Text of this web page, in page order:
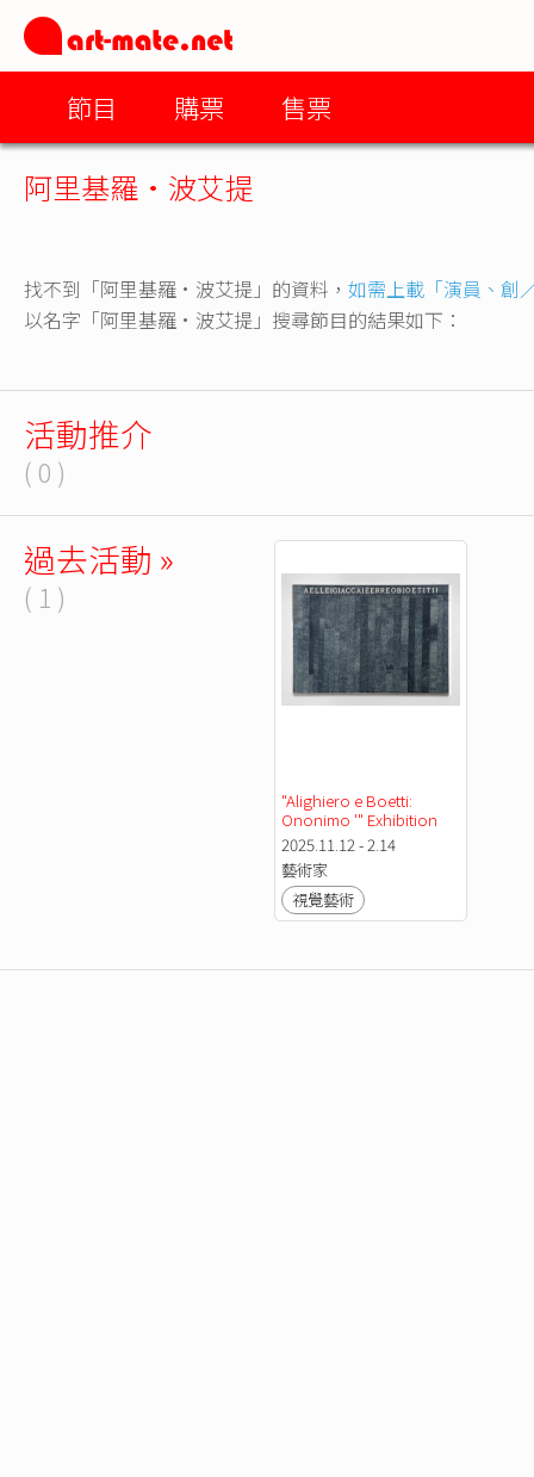
節目 購票 售票
阿里基羅•波艾提
找不到「阿里基羅•波艾提」的資料， 如需上載「演員、創
以名字「阿里基羅•波艾提」搜尋節目的結果如下：
活動推介
( 0 )
過去活動 »
( 1 )
"Alighiero e Boetti:
Ononimo ⁠'" Exhibition
2025.11.12 - 2.14
藝術家
視覺藝術